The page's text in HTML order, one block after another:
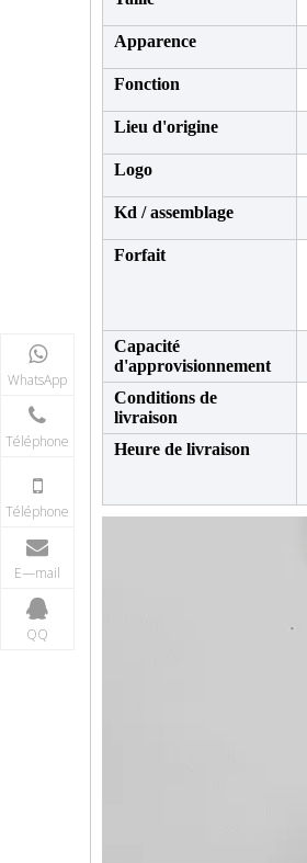
Apparence
Fonction
Lieu d'origine
Logo
Kd / assemblage
Forfait
Capacité
d'approvisionnement
Conditions de
livraison
Heure de livraison
WhatsApp
Téléphone
Téléphone
E—mail
QQ